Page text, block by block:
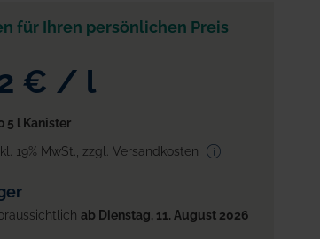
für Ihren persönlichen Preis
€ / l
5 l Kanister
19% MwSt. zzgl. Versandkosten
ab Dienstag, 11. August 2026